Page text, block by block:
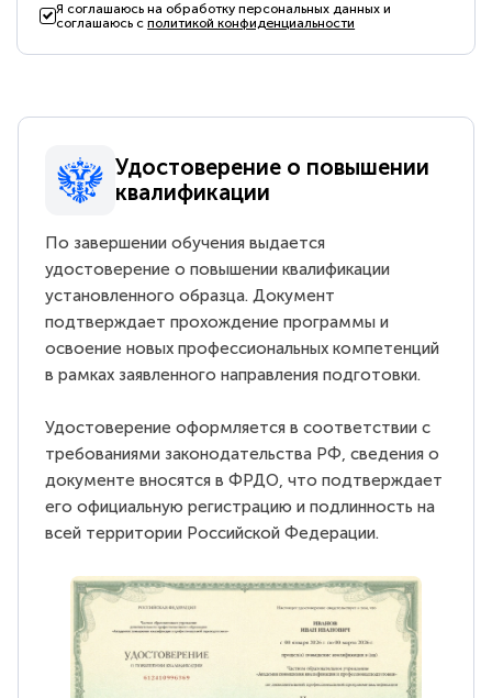
Я соглашаюсь на обработку персональных данных и
соглашаюсь сполитикой конфиденциальности
Удостоверение о повышении
квалификации
По завершении обучения выдается
удостоверение о повышении квалификации
установленного образца. Документ
подтверждает прохождение программы и
освоение новых профессиональных компетенций
в рамках заявленного направления подготовки.
Удостоверение оформляется в соответствии с
требованиями законодательства РФ, сведения о
документе вносятся в ФРДО, что подтверждает
его официальную регистрацию и подлинность на
всей территории Российской Федерации.